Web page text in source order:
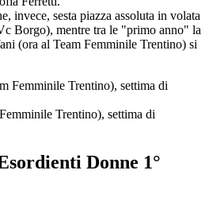
invece, sesta piazza assoluta in volata
Borgo), mentre tra le "primo anno" la
(ora al Team Femminile Trentino) si
Trentino), settima di
Donne 1°